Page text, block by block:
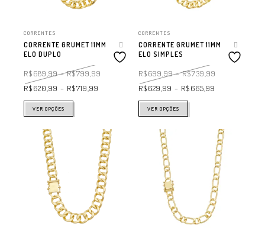
CORRENTES
CORRENTE GRUMET 11MM
ELO DUPLO
R$689,99–R$799,99
R$620,99 – R$719,99
VER OPÇÕES
CORRENTES
CORRENTE GRUMET 11MM
ELO SIMPLES
R$699,99–R$739,99
R$629,99 – R$665,99
VER OPÇÕES